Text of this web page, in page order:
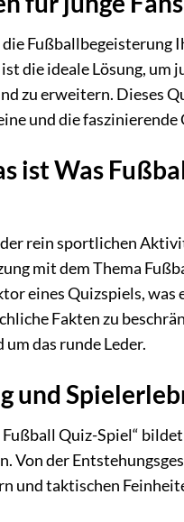
Fußballbegeisterung
die ideale Lösung,
zu erweitern. Dieses
und die
ist Was
rein sportlichen
mit dem Thema
eines Quizspiels, was
Fakten zu
das runde Leder.
und
Fußball Quiz-Spiel“
Von der
und taktischen